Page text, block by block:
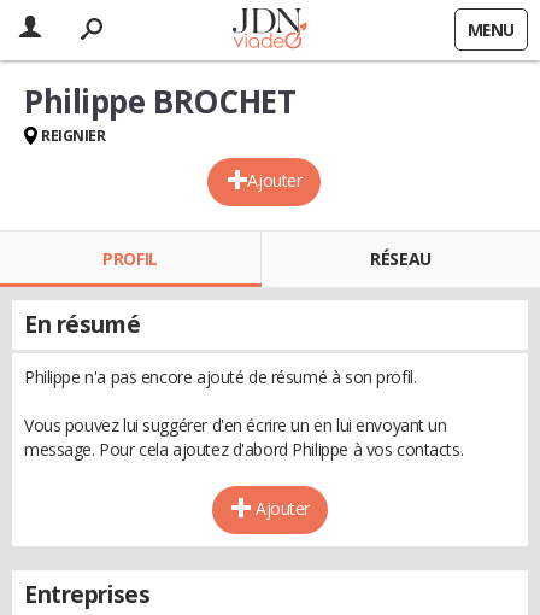
MENU
Ajouter
Philippe BROCHET
REIGNIER
PROFIL RÉSEAU
En résumé
Philippe n'a pas encore ajouté de résumé à son profil.
Vous pouvez lui suggérer d'en écrire un en lui envoyant un
message. Pour cela ajoutez d'abord Philippe à vos contacts.
Ajouter
Entreprises